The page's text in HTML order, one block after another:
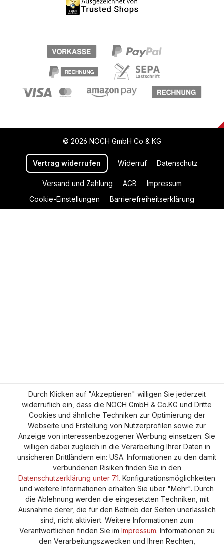
© 2026 NOCH GmbH Co & KG
Vertrag widerrufen Widerruf Datenschutz
Versand und Zahlung AGB
Impressum
Cookie-Einstellungen
Barrierefreiheitserklärung
Durch Klicken auf "Akzeptieren" willigen Sie jederzeit
widerruflich ein, dass die NOCH GmbH & Co.KG und Dritte
Cookies und ähnliche Techniken zur Optimierung der
Webseite und Erstellung von Nutzerprofilen sowie zur
Anzeige von interessenbezogener Werbung einsetzen. Sie
willigen dabei zugleich in die Verarbeitung Ihrer Daten in
unsicheren Drittländern ein: USA. Informationen zu den damit
verbundenen Risiken finden Sie in den
Datenschutzerklärung unter 7.1. Konfigurationsmöglichkeiten
und weitere Informationen erhalten Sie über "Mehr". Durch
die Ablehnung werden die eingesetzten Techniken, mit
Ausnahme derer, die für den Betrieb der Seiten unerlässlich
sind, nicht aktiviert. Weitere Informationen zum
Verantwortlichen finden Sie im Impressum. Informationen zu
den Verarbeitungszwecken und Ihren Rechten,